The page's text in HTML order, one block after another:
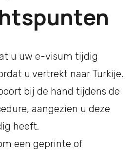
u uw e-visum tijdig
u vertrekt naar Turkije.
bij de hand tijdens de
aangezien u deze
heeft.
een geprinte of